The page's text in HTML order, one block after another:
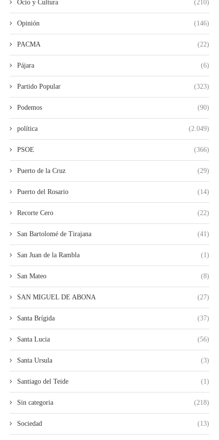
Ocio y Cultura (210)
Opinión (146)
PACMA (22)
Pájara (6)
Partido Popular (323)
Podemos (90)
política (2.049)
PSOE (366)
Puerto de la Cruz (29)
Puerto del Rosario (14)
Recorte Cero (22)
San Bartolomé de Tirajana (41)
San Juan de la Rambla (1)
San Mateo (8)
SAN MIGUEL DE ABONA (27)
Santa Brígida (37)
Santa Lucia (56)
Santa Ursula (3)
Santiago del Teide (1)
Sin categoria (218)
Sociedad (13)